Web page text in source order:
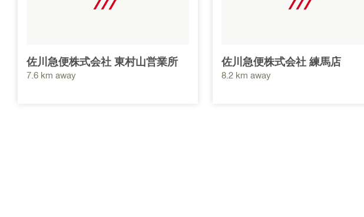
佐川急便株式会社 東村山営業所
7.6 km away
佐川急便株式会社 練馬店
8.2 km away